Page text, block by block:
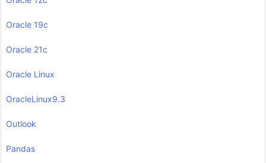
Oracle 19c
Oracle 21c
Oracle Linux
OracleLinux9.3
Outlook
Pandas